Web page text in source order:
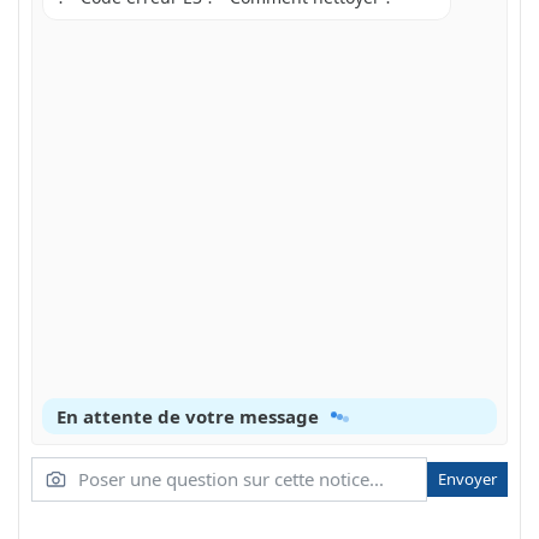
En attente de votre message
Envoyer